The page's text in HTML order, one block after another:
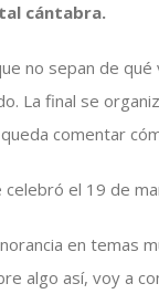
cántabra.
no sepan de
La final se
comentar
el 19 de
en temas
algo así, voy a